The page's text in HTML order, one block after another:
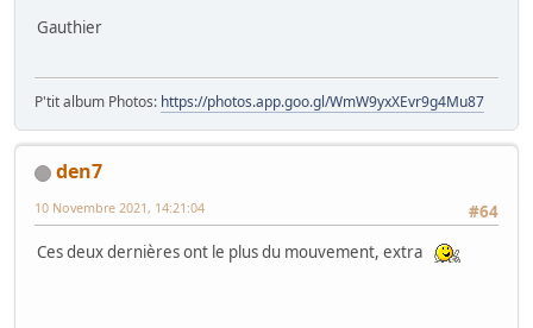
Gauthier
P'tit album Photos: https://photos.app.goo.gl/WmW9yxXEvr9g4Mu87
den7
#64
10 Novembre 2021, 14:21:04
Ces deux dernières ont le plus du mouvement, extra